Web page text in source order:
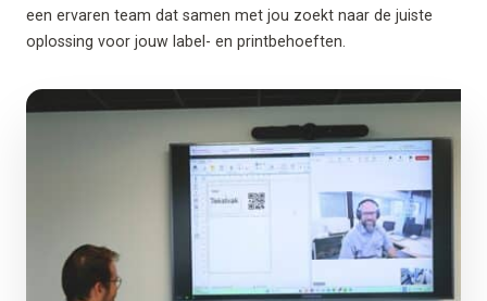
een ervaren team dat samen met jou zoekt naar de juiste
oplossing voor jouw label- en printbehoeften.